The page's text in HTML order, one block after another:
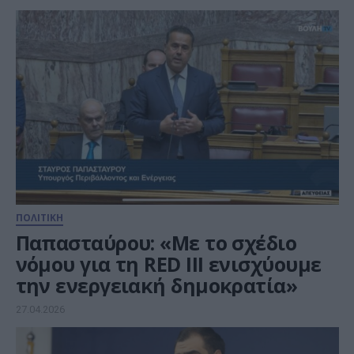
ΠΟΛΙΤΙΚΗ
Παπασταύρου: «Με το σχέδιο
νόμου για τη RED III ενισχύουμε
την ενεργειακή δημοκρατία»
27.04.2026